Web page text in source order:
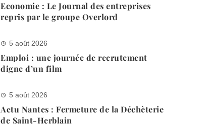
Economie : Le Journal des entreprises
repris par le groupe Overlord
5 août 2026
Emploi : une journée de recrutement
digne d’un film
5 août 2026
Actu Nantes : Fermeture de la Déchèterie
de Saint-Herblain